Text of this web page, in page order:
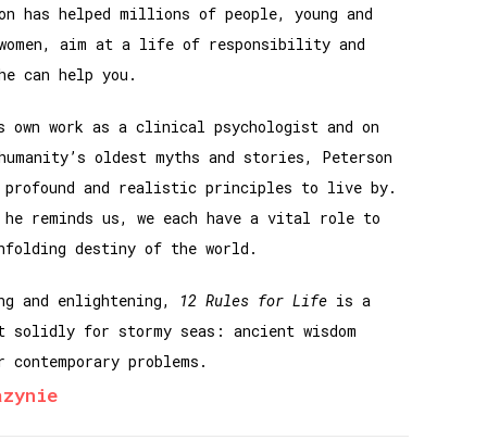
has helped millions of people, young and
aim at a life of responsibility and
can help you.
own work as a clinical psychologist and on
oldest myths and stories, Peterson
profound and realistic principles to live by.
reminds us, we each have a vital role to
destiny of the world.
and enlightening, 12 Rules for Lifeis a
for stormy seas: ancient wisdom
problems.